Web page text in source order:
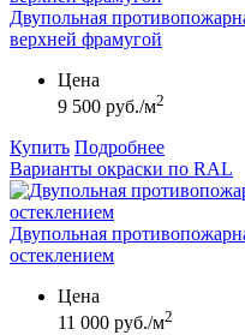
Двупольная
верхней фрамугой
Цена
9 500 руб./м2
Купить Подробнее
Варианты окраски по RAL
Двупольная
остеклением
Цена
11 000 руб./м2